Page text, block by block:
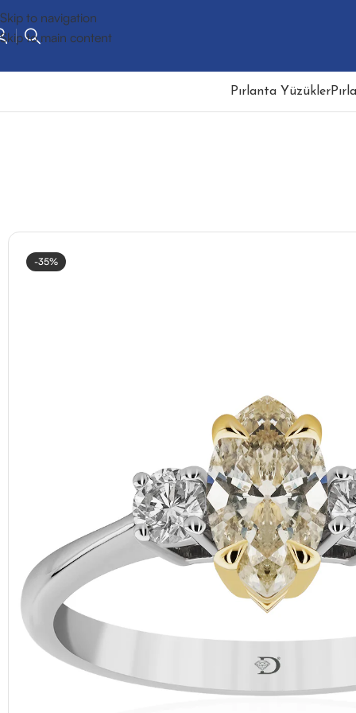
Skip to navigation
Skip to main content
Pırlanta Yüzükler
-35%